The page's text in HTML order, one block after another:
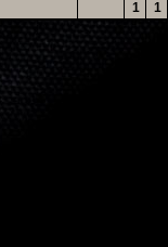
1 1